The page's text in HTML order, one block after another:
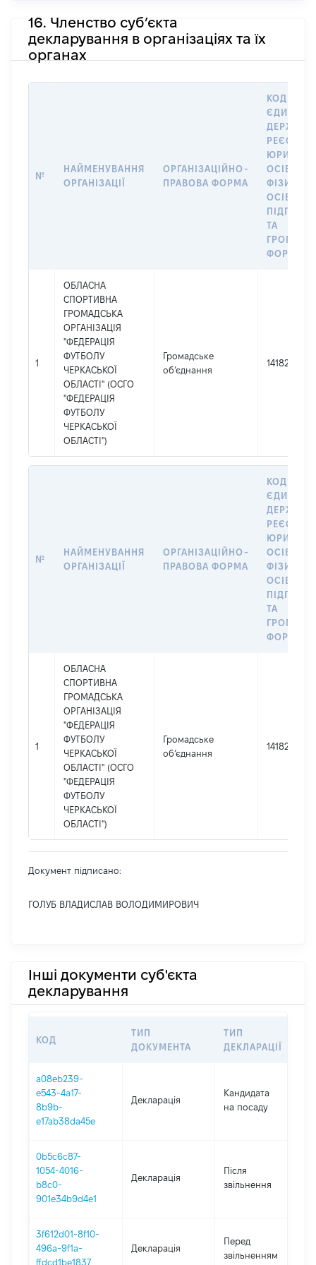
16. Членство суб’єкта
декларування в організаціях та їх
органах
№
НАЙМЕНУВАННЯ
ОРГАНІЗАЦІЇ
ОРГАНІЗАЦІЙНО-
ПРАВОВА ФОРМА
КОД В
РЕЄСТРІ
ОСІБ,
ОСІБ –
ТА
1
ОБЛАСНА
СПОРТИВНА
ГРОМАДСЬКА
ОРГАНІЗАЦІЯ
"ФЕДЕРАЦІЯ
ФУТБОЛУ
ЧЕРКАСЬКОЇ
ОБЛАСТІ" (ОСГО
"ФЕДЕРАЦІЯ
ФУТБОЛУ
ЧЕРКАСЬКОЇ
ОБЛАСТІ")
Громадське
об’єднання
14182393
№
НАЙМЕНУВАННЯ
ОРГАНІЗАЦІЇ
ОРГАНІЗАЦІЙНО-
ПРАВОВА ФОРМА
КОД В
РЕЄСТРІ
ОСІБ,
ОСІБ –
ТА
1
ОБЛАСНА
СПОРТИВНА
ГРОМАДСЬКА
ОРГАНІЗАЦІЯ
"ФЕДЕРАЦІЯ
ФУТБОЛУ
ЧЕРКАСЬКОЇ
ОБЛАСТІ" (ОСГО
"ФЕДЕРАЦІЯ
ФУТБОЛУ
ЧЕРКАСЬКОЇ
ОБЛАСТІ")
Громадське
об’єднання
14182393
Документ підписано:
ГОЛУБ ВЛАДИСЛАВ ВОЛОДИМИРОВИЧ
Інші документи суб'єкта
декларування
КОД
ТИП
ДОКУМЕНТА
ТИП
ДЕКЛАРАЦІЇ
a08eb239-
e543-4a17-
8b9b-
e17ab38da45e
Декларація
Кандидата
на посаду
0b5c6c87-
1054-4016-
b8c0-
901e34b9d4e1
Декларація
Після
звільнення
3f612d01-8f10-
496a-9f1a-
ffdcd1be1837
Декларація
Перед
звільненням